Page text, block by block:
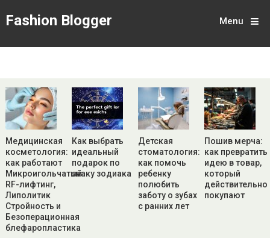
Fashion Blogger Menu
Медицинская
косметология:
как работают
Микроигольчатый
RF-лифтинг,
Липолитик
Стройность и
Безоперационная
блефаропластика
Как выбрать
идеальный
подарок по
знаку зодиака
Детская
стоматология:
как помочь
ребенку
полюбить
заботу о зубах
с ранних лет
Пошив мерча:
как превратить
идею в товар,
который
действительно
покупают